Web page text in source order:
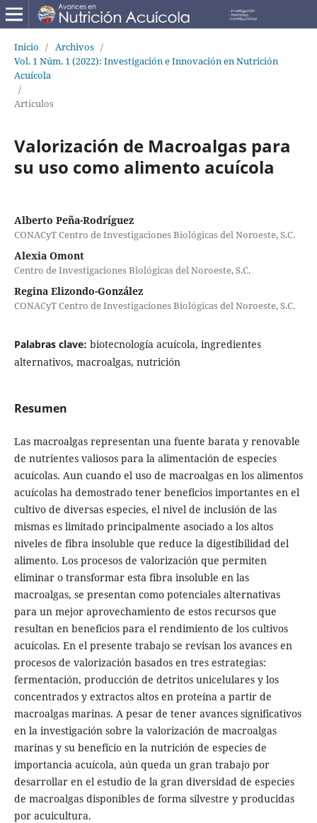
Inicio / Archivos /
Vol. 1 Núm. 1 (2022): Investigación e Innovación en Nutrición
Acuícola
/
Artículos
Valorización de Macroalgas para
su uso como alimento acuícola
Alberto Peña-Rodríguez
CONACyT Centro de Investigaciones Biológicas del Noroeste, S.C.
Alexia Omont
Centro de Investigaciones Biológicas del Noroeste, S.C.
Regina Elizondo-González
CONACyT Centro de Investigaciones Biológicas del Noroeste, S.C.
Palabras clave: biotecnología acuícola, ingredientes
alternativos, macroalgas, nutrición
Resumen
Las macroalgas representan una fuente barata y renovable
de nutrientes valiosos para la alimentación de especies
acuícolas. Aun cuando el uso de macroalgas en los alimentos
acuícolas ha demostrado tener beneficios importantes en el
cultivo de diversas especies, el nivel de inclusión de las
mismas es limitado principalmente asociado a los altos
niveles de fibra insoluble que reduce la digestibilidad del
alimento. Los procesos de valorización que permiten
eliminar o transformar esta fibra insoluble en las
macroalgas, se presentan como potenciales alternativas
para un mejor aprovechamiento de estos recursos que
resultan en beneficios para el rendimiento de los cultivos
acuícolas. En el presente trabajo se revisan los avances en
procesos de valorización basados en tres estrategias:
fermentación, producción de detritos unicelulares y los
concentrados y extractos altos en proteína a partir de
macroalgas marinas. A pesar de tener avances significativos
en la investigación sobre la valorización de macroalgas
marinas y su beneficio en la nutrición de especies de
importancia acuícola, aún queda un gran trabajo por
desarrollar en el estudio de la gran diversidad de especies
de macroalgas disponibles de forma silvestre y producidas
por acuicultura.